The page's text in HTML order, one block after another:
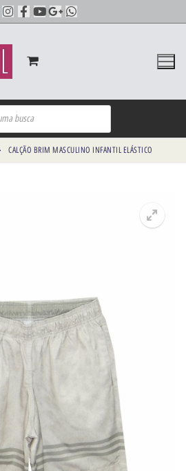
CALÇÃO BRIM MASCULINO INFANTIL ELÁSTICO